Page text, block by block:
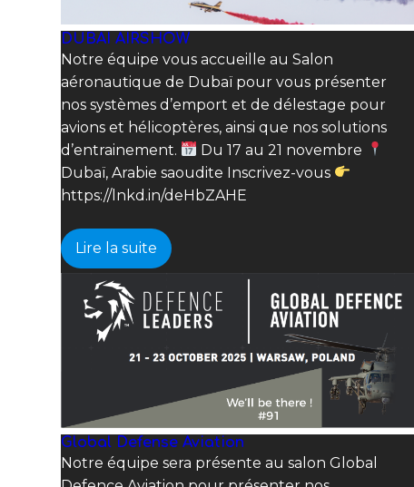
DUBAI AIRSHOW
Notre équipe vous accueille au Salon
aéronautique de Dubaï pour vous présenter
nos systèmes d’emport et de délestage pour
avions et hélicoptères, ainsi que nos solutions
d’entrainement.
Du 17 au 21 novembre
Dubaï, Arabie saoudite Inscrivez-vous
https://lnkd.in/deHbZAHE
Lire la suite
Global Defense Aviation
Notre équipe sera présente au salon Global